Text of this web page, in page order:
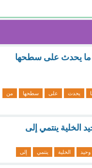
ما يحدث على سطحها
يحدث على سطحها
من
الخلية ينتمي إلى
وحيد الخلية ينتمي إلى